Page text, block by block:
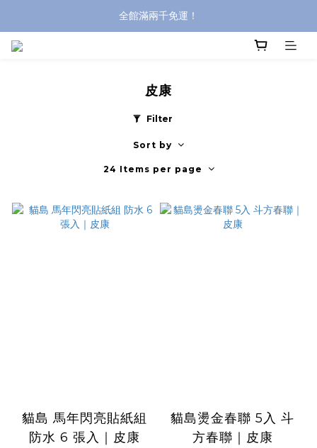
全館滿兩千免運！
全館滿兩千免運！
皮康
Filter
Sort by
24 Items per page
貓島 馬年閃亮貼紙組
防水 6 張入｜皮康
貓島燙金春聯 5入 斗
方春聯｜皮康